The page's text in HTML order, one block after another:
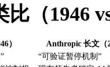
（1946
）
Anthropic 长文（
“可验证暂停机制”